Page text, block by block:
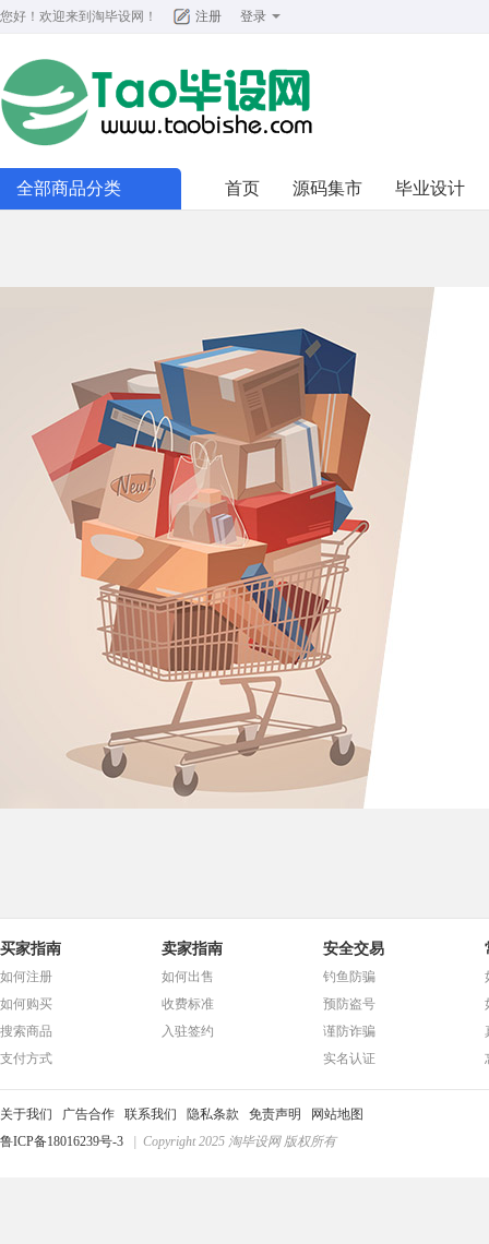
您好！欢迎来到 淘毕设网 ！ 注册 登录
全部商品分类 首页 源码集市 毕业设计
买家指南
如何注册
如何购买
搜索商品
支付方式
卖家指南
如何出售
收费标准
入驻签约
安全交易
钓鱼防骗
预防盗号
谨防诈骗
实名认证
关于我们 广告合作 联系我们 隐私条款 免责声明
网站地图
鲁ICP备18016239号-3
| Copyright 2025 淘毕设网 版权所有